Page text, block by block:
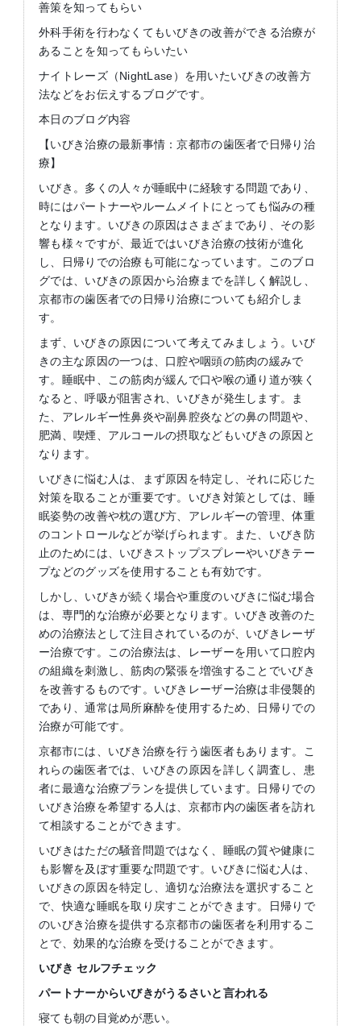
善策を知ってもらい
外科手術を行わなくてもいびきの改善ができる治療が
あることを知ってもらいたい
ナイトレーズ（NightLase）を用いたいびきの改善方
法などをお伝えするブログです。
本日のブログ内容
【いびき治療の最新事情：京都市の歯医者で日帰り治
療】
いびき。多くの人々が睡眠中に経験する問題であり、
時にはパートナーやルームメイトにとっても悩みの種
となります。いびきの原因はさまざまであり、その影
響も様々ですが、最近ではいびき治療の技術が進化
し、日帰りでの治療も可能になっています。このブロ
グでは、いびきの原因から治療までを詳しく解説し、
京都市の歯医者での日帰り治療についても紹介しま
す。
まず、いびきの原因について考えてみましょう。いび
きの主な原因の一つは、口腔や咽頭の筋肉の緩みで
す。睡眠中、この筋肉が緩んで口や喉の通り道が狭く
なると、呼吸が阻害され、いびきが発生します。ま
た、アレルギー性鼻炎や副鼻腔炎などの鼻の問題や、
肥満、喫煙、アルコールの摂取などもいびきの原因と
なります。
いびきに悩む人は、まず原因を特定し、それに応じた
対策を取ることが重要です。いびき対策としては、睡
眠姿勢の改善や枕の選び方、アレルギーの管理、体重
のコントロールなどが挙げられます。また、いびき防
止のためには、いびきストップスプレーやいびきテー
プなどのグッズを使用することも有効です。
しかし、いびきが続く場合や重度のいびきに悩む場合
は、専門的な治療が必要となります。いびき改善のた
めの治療法として注目されているのが、いびきレーザ
ー治療です。この治療法は、レーザーを用いて口腔内
の組織を刺激し、筋肉の緊張を増強することでいびき
を改善するものです。いびきレーザー治療は非侵襲的
であり、通常は局所麻酔を使用するため、日帰りでの
治療が可能です。
京都市には、いびき治療を行う歯医者もあります。こ
れらの歯医者では、いびきの原因を詳しく調査し、患
者に最適な治療プランを提供しています。日帰りでの
いびき治療を希望する人は、京都市内の歯医者を訪れ
て相談することができます。
いびきはただの騒音問題ではなく、睡眠の質や健康に
も影響を及ぼす重要な問題です。いびきに悩む人は、
いびきの原因を特定し、適切な治療法を選択すること
で、快適な睡眠を取り戻すことができます。日帰りで
のいびき治療を提供する京都市の歯医者を利用するこ
とで、効果的な治療を受けることができます。
いびき セルフチェック
パートナーからいびきがうるさいと言われる
寝ても朝の目覚めが悪い。